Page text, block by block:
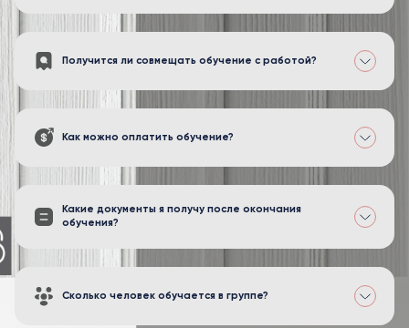
Получится ли совмещать обучение с работой?
Как можно оплатить обучение?
Какие документы я получу после окончания
обучения?
Сколько человек обучается в группе?